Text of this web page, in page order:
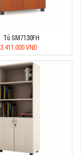
Tủ SM7130FH
3.411.000 VNĐ